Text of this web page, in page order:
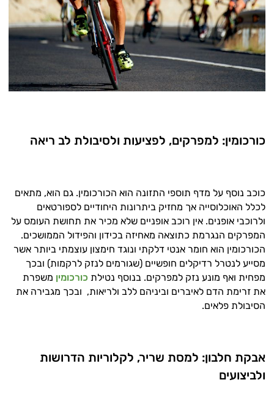
כורכומין: למפרקים, לפציעות ולסיבולת לב ריאה
כוכב נוסף על מדף תוספי התזונה הוא הכורכומין. גם הוא, מתאים
לכלל האוכלוסייה אך מחזיק ביתרונות היחודיים לספורטאים
ולרוכבי אופנים. אין רוכב אופניים שלא מכיר את תחושת העומס על
המפרקים הנגרמת כתוצאה מאחיזה בכידון והפידול הממושכים.
הכורכומין הוא חומר אנטי דלקתי ונוגד חימצון עוצמתי ביותר אשר
מסייע לנטרל רדיקלים חופשיים (שגורמים לנזק לרקמות) ובכך
מפחית ואף מונע נזק למפרקים. בנוסף נטילת כורכומין משפרת
את זרימת הדם לאיברים וביניהם ללב ולריאות, ובכך מגבירה את
הסיבולת פלאים.
אבקת חלבון: למסת שריר, לקלוריות הדרושות
ולביצועים
היי,
וספרות מקצועית בתחומי הרפואה הטבעית
ותזונת הספורט.
התזונה ומוצרי הבריאות המדויקים למטרות
ולמצב הגופני שלך, ולהסביר לך אילו רכיבים
עובדים יחד כדי למקסם תוצאות גם בחיי היום
יום וגם בתחום הכושר והספורט.
המטרה שלי היא להתאים עבורך המלצות
אישיות מבוססות מדעית.
זה הזמן להתחיל. איך אוכל לעזור?